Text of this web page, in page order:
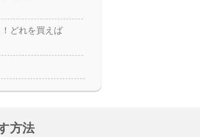
どれを買えば
方法